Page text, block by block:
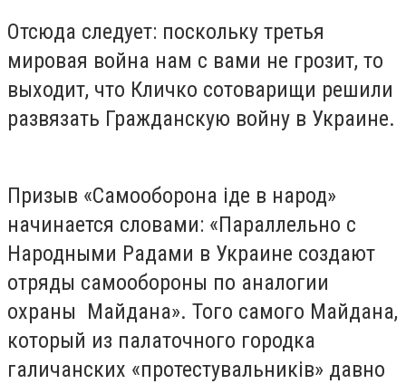
Отсюда следует: поскольку третья
мировая война нам с вами не грозит, то
выходит, что Кличко сотоварищи решили
развязать Гражданскую войну в Украине.
Призыв «Самооборона іде в народ»
начинается словами: «Параллельно с
Народными Радами в Украине создают
отряды самообороны по аналогии
охраны Майдана». Того самого Майдана,
который из палаточного городка
галичанских «протестувальників» давно